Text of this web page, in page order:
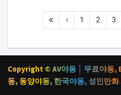
1 2 3
Copyright © AV야동 │ 무료야동,
동, 동양야동, 한국야동, 성인만화